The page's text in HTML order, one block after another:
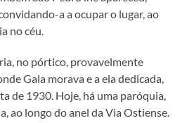
a a ocupar o lugar, ao
no céu.
no pórtico, provavelmente
Gala morava e a ela dedicada,
de 1930. Hoje, há uma paróquia,
ao longo do anel da Via Ostiense.